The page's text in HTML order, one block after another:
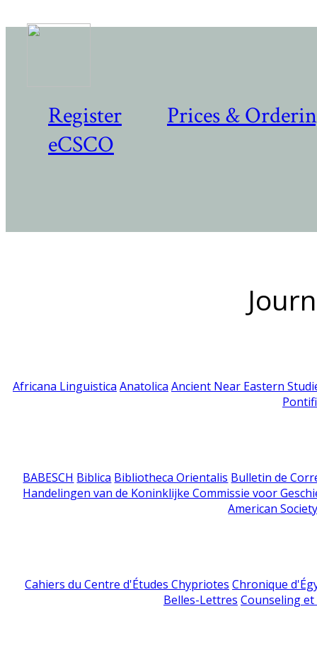
Register
Prices &
eCSCO
Africana Linguistica Anatolica Ancient Near Eastern
BABESCH Biblica Bibliotheca Orientalis Bulletin de
Handelingen van de Koninklijke Commissie voor
American
Cahiers du Centre d'Études Chypriotes Chronique
Belles-Lettres Counseling